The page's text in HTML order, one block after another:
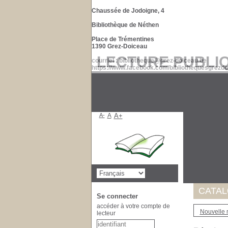
LECTURE
Nouvelle
Chaussée de Jodoigne, 4
Bibliothèque de Néthen
Place de Trémentines
1390 Grez-Doiceau
courriel : bibliotheque@grez-doiceau.be
https://www.facebook.com/
A- A A+
Se connecter
accéder à votre compte de
lecteur